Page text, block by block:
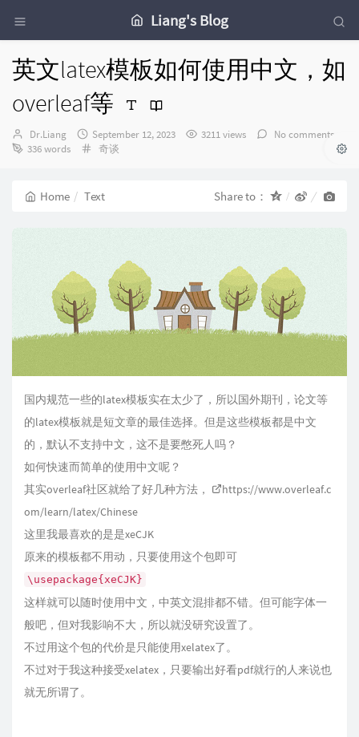
Liang's Blog
英文latex模板如何使用中文，如
overleaf等
Author：
Dr.Liang
发
布
September 12, 2023 3211 views
No comments
336 words
Categories：
奇谈
Home Text Share to：
国内规范一些的latex模板实在太少了，所以国外期刊，论文等
的latex模板就是短文章的最佳选择。但是这些模板都是中文
的，默认不支持中文，这不是要憋死人吗？
如何快速而简单的使用中文呢？
其实overleaf社区就给了好几种方法，
https://www.overleaf.c
om/learn/latex/Chinese
这里我最喜欢的是是xeCJK
原来的模板都不用动，只要使用这个包即可
\usepackage{xeCJK}
这样就可以随时使用中文，中英文混排都不错。但可能字体一
般吧，但对我影响不大，所以就没研究设置了。
不过用这个包的代价是只能使用xelatex了。
不过对于我这种接受xelatex，只要输出好看pdf就行的人来说也
就无所谓了。